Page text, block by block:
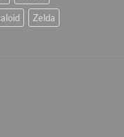
Zelda